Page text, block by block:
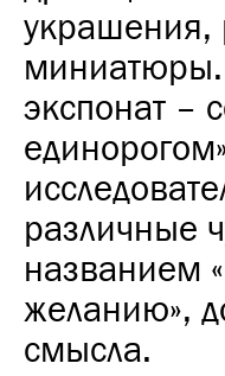
украшения,
экспонат –
различные
названием
желанию»,
смысла.